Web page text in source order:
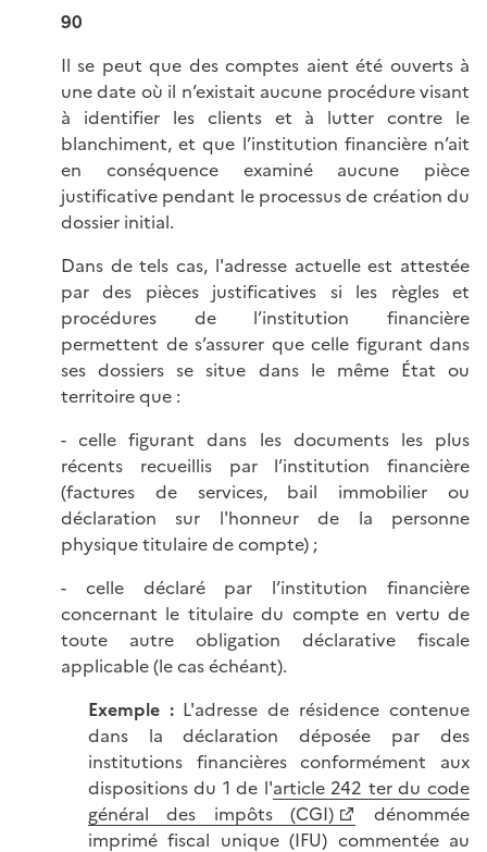
90
Il se peut que des comptes aient été ouverts à
une date où il n’existait aucune procédure visant
à identifier les clients et à lutter contre le
blanchiment, et que l’institution financière n’ait
en conséquence examiné aucune pièce
justificative pendant le processus de création du
dossier initial.
Dans de tels cas, l'adresse actuelle est attestée
par des pièces justificatives si les règles et
procédures de l’institution financière
permettent de s’assurer que celle figurant dans
ses dossiers se situe dans le même État ou
territoire que :
- celle figurant dans les documents les plus
récents recueillis par l’institution financière
(factures de services, bail immobilier ou
déclaration sur l'honneur de la personne
physique titulaire de compte) ;
- celle déclaré par l’institution financière
concernant le titulaire du compte en vertu de
toute autre obligation déclarative fiscale
applicable (le cas échéant).
Exemple : L'adresse de résidence contenue
dans la déclaration déposée par des
institutions financières conformément aux
dispositions du 1 de l'article 242 ter du code
général des impôts (CGI)
dénommée
imprimé fiscal unique (IFU) commentée au